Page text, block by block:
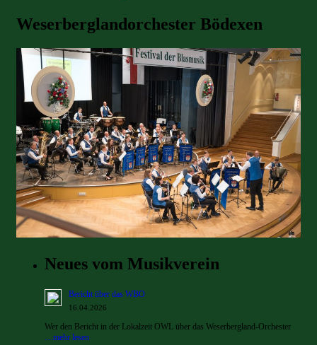
Weserberglandorchester Bödexen
Neues vom Musikverein
Bericht über das WBO
16.04.2026
Wer den Bericht in der Lokalzeit OWL über das Weserbergland-Orchester
…mehr lesen